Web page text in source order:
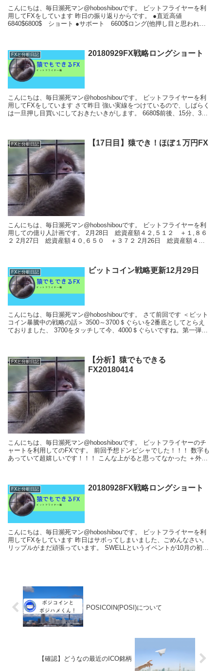
こんにちは、毎日瀕死マン@hoboshibouです。 ビットフライヤーを利
用してFXをしています 昨日の振り返りからです。 ●直近高値
6840$6800$ ショート ●サポート 6600$ロング(他押し目と思われる
FXと分析日記 20180929FX戦略ロングショート
こんにちは、毎日瀕死マン@hoboshibouです。 ビットフライヤーを利
用してFXをしています さて昨日 強い実線をつけているので、しばらく
は一旦押し目買いにしておきたいきがします。 6680$前後、15分、30
FXと分析日記 【17日目】猿でき！ほぼ１万円FX
こんにちは、毎日瀕死マン@hoboshibouです。 ビットフライヤーを利
用しての億り人計画です。 2月28日 総資産額４２,５１２ ＋１,８６
２ 2月27日 総資産額４０,６５０ ＋３７２ 2月26日 総資産額４０,
FXと分析日記 ビットコイン戦略更新12月29日
こんにちは、毎日瀕死マン@hoboshibouです。 さて前回です ＜ビット
コイン暴騰中の戦略の話＞ 3500～3700＄ぐらいを2番底としてとらえ
ておりました、 3700をタッチして今、4000＄ぐらいですね。第一弾が
FXと分析日記
【分析】猿でもできる
FX20180414
こんにちは、毎日瀕死マン@hoboshibouです。 ビットフライヤーのチ
ャートを利用してのFXです。 前回予想ドンピシャでした！！！ 数字も
あっていて超嬉しいです！！！ こんな上がると思ってなかった ＋外出
FXと分析日記 20180928FX戦略ロングショート
こんにちは、毎日瀕死マン@hoboshibouです。 ビットフライヤーを利
用してFXをしています 昨日はサボってしまいました、ごめんなさい。
リップルがまだ頑張っています。 SWELLというイベントが10月の初め
POSICOIN(POSI)について
【確認】どうなの最近のICO銘柄